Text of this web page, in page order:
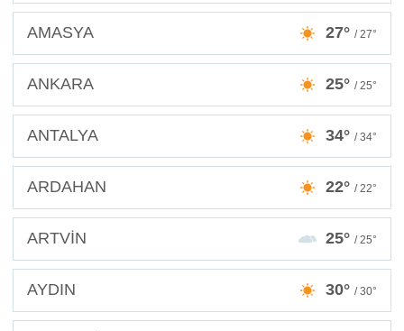
AMASYA 27° / 27°
ANKARA 25° / 25°
ANTALYA 34° / 34°
ARDAHAN 22° / 22°
ARTVİN 25° / 25°
AYDIN 30° / 30°